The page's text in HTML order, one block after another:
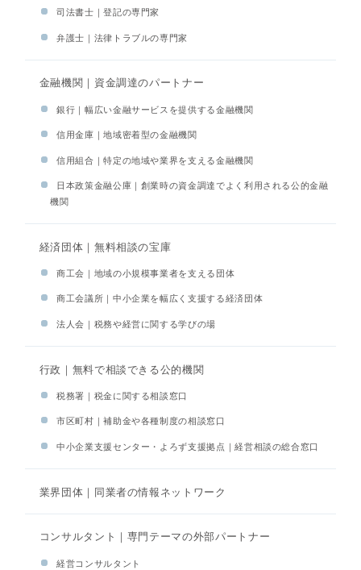
司法書士｜登記の専門家
弁護士｜法律トラブルの専門家
金融機関｜資金調達のパートナー
銀行｜幅広い金融サービスを提供する金融機関
信用金庫｜地域密着型の金融機関
信用組合｜特定の地域や業界を支える金融機関
日本政策金融公庫｜創業時の資金調達でよく利用される公的金融
機関
経済団体｜無料相談の宝庫
商工会｜地域の小規模事業者を支える団体
商工会議所｜中小企業を幅広く支援する経済団体
法人会｜税務や経営に関する学びの場
行政｜無料で相談できる公的機関
税務署｜税金に関する相談窓口
市区町村｜補助金や各種制度の相談窓口
中小企業支援センター・よろず支援拠点｜経営相談の総合窓口
業界団体｜同業者の情報ネットワーク
コンサルタント｜専門テーマの外部パートナー
経営コンサルタント